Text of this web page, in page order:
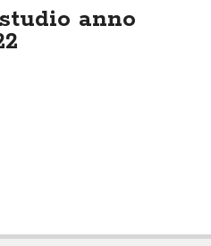
anno